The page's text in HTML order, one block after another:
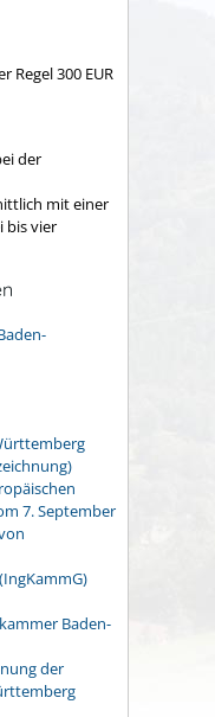
Regel 300 EUR
der
mit einer
bis vier
7. September
Baden-
der